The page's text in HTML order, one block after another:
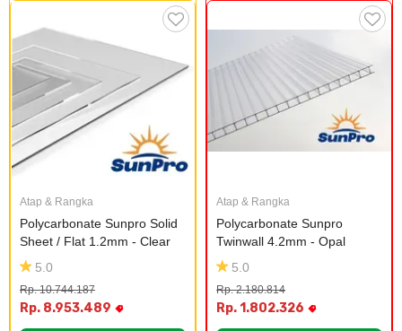
Atap & Rangka
Polycarbonate Sunpro Solid
Sheet / Flat 1.2mm - Clear
5.0
Rp. 10.744.187
Rp. 8.953.489
Atap & Rangka
Polycarbonate Sunpro
Twinwall 4.2mm - Opal
5.0
Rp. 2.180.814
Rp. 1.802.326